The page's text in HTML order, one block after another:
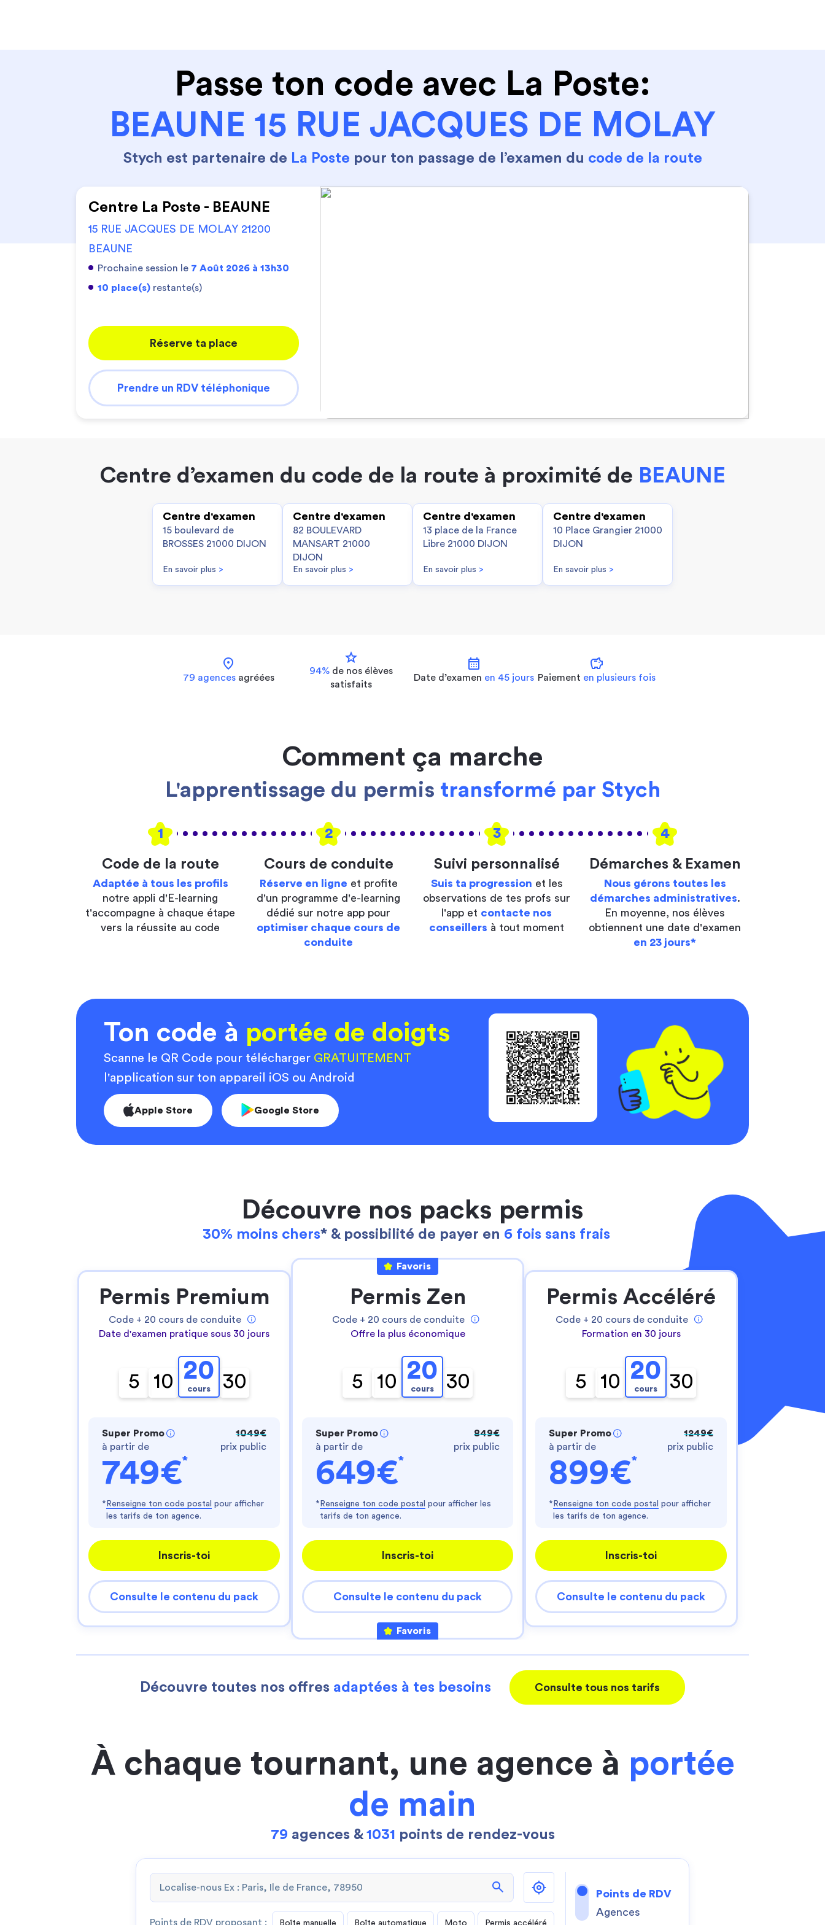
Ta gestion des cookies
expérience sur notre site
web est une priorité!
Nous utilisons des cookies pour:
- réaliser des statistiques anonymes
- te fournir un service personnalisé
- améliorer ton expérience d'utilisateur
- personnaliser les annonces
Lire la politique de confidentialité
Consentements certifiés par
Je choisis
Axeptio consent
Plateforme de Gestion du Consentement : Personnalisez vos Options
Notre plateforme vous permet d'adapter et de gérer vos paramètres de confidentialité, en
Passe ton code avec La Poste:
BEAUNE 15 RUE JACQUES DE MOLAY
Stych est partenaire de La Poste pour ton passage de l’examen du code de la route
Centre La Poste - BEAUNE
15 RUE JACQUES DE MOLAY 21200
BEAUNE
Prochaine session le 7 Août 2026 à 13h30
10 place(s) restante(s)
Réserve ta place
Prendre un RDV téléphonique
Centre d’examen du code de la route à proximité de BEAUNE
Centre d'examen
15 boulevard de
BROSSES 21000 DIJON
En savoir plus >
Centre d'examen
82 BOULEVARD
MANSART 21000
DIJON
En savoir plus >
Centre d'examen
13 place de la France
Libre 21000 DIJON
En savoir plus >
Centre d'examen
10 Place Grangier 21000
DIJON
En savoir plus >
location_on
79 agences agréées
star
94% de nos élèves
satisfaits
calendar_month
Date d’examen en 45 jours
savings
Paiement en plusieurs fois
Comment ça marche
L'apprentissage du permis transformé par Stych
1 2 3 4
Code de la route
Adaptée à tous les profils
notre appli d'E-learning
t'accompagne à chaque étape
vers la réussite au code
Cours de conduite
Réserve en ligne et profite
d'un programme d'e-learning
dédié sur notre app pour
optimiser chaque cours de
conduite
Suivi personnalisé
Suis ta progression et les
observations de tes profs sur
l'app et contacte nos
conseillers à tout moment
Démarches & Examen
Nous gérons toutes les
démarches administratives.
En moyenne, nos élèves
obtiennent une date d'examen
en 23 jours*
Ton code à portée de doigts
Scanne le QR Code pour télécharger GRATUITEMENT
l'application sur ton appareil iOS ou Android
Apple Store Google Store
Découvre nos packs permis
30% moins chers* & possibilité de payer en 6 fois sans frais
Permis Premium
Code + 20 cours de conduite
Date d'examen pratique sous 30 jours
5 10 20
cours 30
Super Promo
à partir de
749€*
1049€
prix public
* Renseigne ton code postal pour afficher
les tarifs de ton agence.
Inscris-toi
Consulte le contenu du pack
Favoris
Permis Zen
Code + 20 cours de conduite
Offre la plus économique
5 10 20
cours 30
Super Promo
à partir de
649€*
849€
prix public
* Renseigne ton code postal pour afficher les
tarifs de ton agence.
Inscris-toi
Consulte le contenu du pack
Favoris
Permis Accéléré
Code + 20 cours de conduite
Formation en 30 jours
5 10 20
cours 30
Super Promo
à partir de
899€*
1249€
prix public
* Renseigne ton code postal pour afficher
les tarifs de ton agence.
Inscris-toi
Consulte le contenu du pack
Découvre toutes nos offres adaptées à tes besoins Consulte tous nos tarifs
À chaque tournant, une agence à portée
de main
79 agences & 1031 points de rendez-vous
search
Points de RDV proposant : Boîte manuelle Boîte automatique Moto Permis accéléré
Points de RDV
Agences